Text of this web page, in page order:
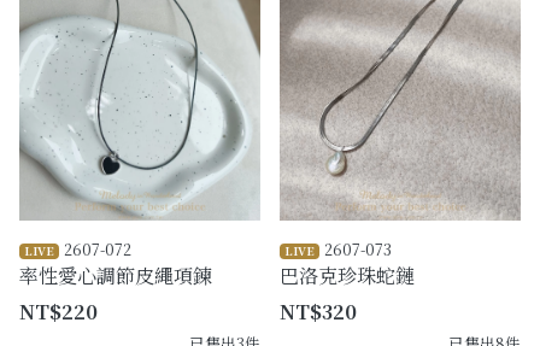
LIVE 2607-072
率性愛心調節皮繩項鍊
NT$220
LIVE 2607-073
巴洛克珍珠蛇鏈
NT$320